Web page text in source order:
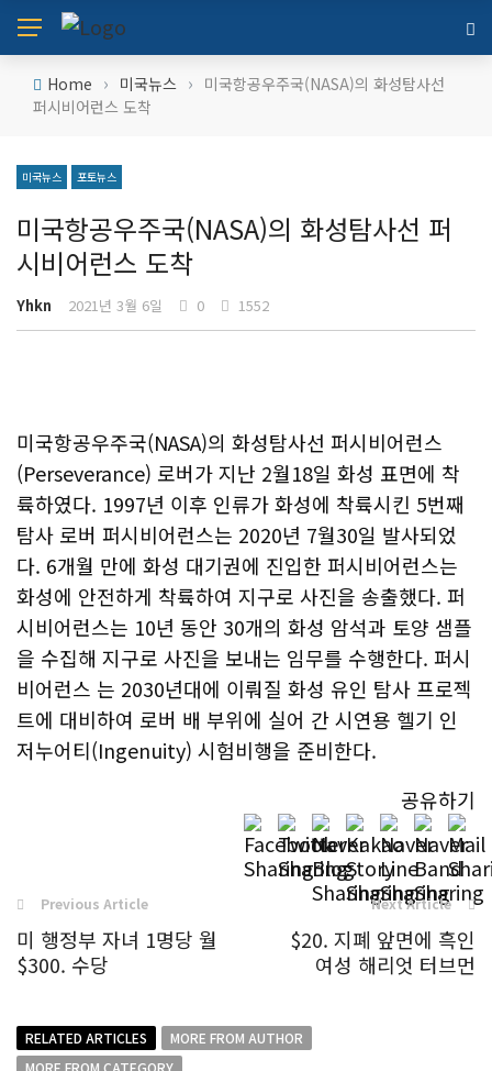
Home › 미국뉴스 › 미국항공우주국(NASA)의 화성탐사선
퍼시비어런스 도착
미국뉴스 포토뉴스
미국항공우주국(NASA)의 화성탐사선 퍼
시비어런스 도착
Yhkn 2021년 3월 6일 0 1552
미국항공우주국(NASA)의 화성탐사선 퍼시비어런스
(Perseverance) 로버가 지난 2월18일 화성 표면에 착
륙하였다. 1997년 이후 인류가 화성에 착륙시킨 5번째
탐사 로버 퍼시비어런스는 2020년 7월30일 발사되었
다. 6개월 만에 화성 대기권에 진입한 퍼시비어런스는
화성에 안전하게 착륙하여 지구로 사진을 송출했다. 퍼
시비어런스는 10년 동안 30개의 화성 암석과 토양 샘플
을 수집해 지구로 사진을 보내는 임무를 수행한다. 퍼시
비어런스 는 2030년대에 이뤄질 화성 유인 탐사 프로젝
트에 대비하여 로버 배 부위에 실어 간 시연용 헬기 인
저누어티(Ingenuity) 시험비행을 준비한다.
공유하기
Previous Article
미 행정부 자녀 1명당 월
$300. 수당
Next Article
$20. 지폐 앞면에 흑인
여성 해리엇 터브먼
RELATED ARTICLES
MORE FROM AUTHOR
MORE FROM CATEGORY